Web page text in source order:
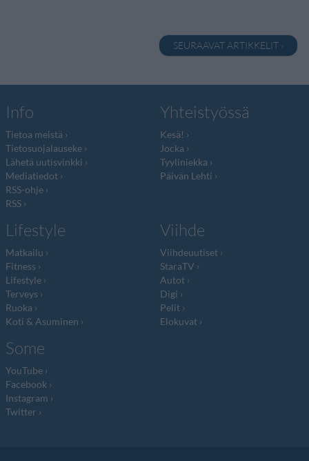
SEURAAVAT ARTIKKELIT ›
Info
Tietoa meistä
Tietosuojalauseke
Lähetä uutisvinkki
Mediatiedot
RSS-ohje
RSS
Yhteistyössä
Kesä!
Jocka
Tyyliniekka
Päivän Lehti
Lifestyle
Matkailu
Fitness
Lifestyle
Terveys
Ruoka
Koti & Asuminen
Viihde
Viihdeuutiset
StaraTV
Autot
Digi
Pelit
Elokuvat
Some
YouTube
Facebook
Instagram
Twitter